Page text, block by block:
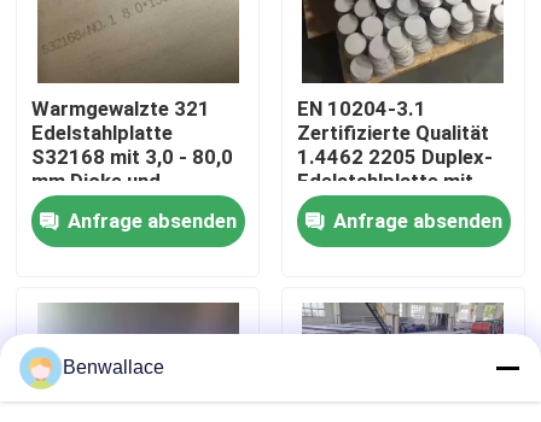
Werksbesichtigung
Qualitätskontrolle
Kontakt mit uns
Rechtssachen
Bitte um ein Angebot
Warmgewalzte 321
Edelstahlplatte
S32168 mit 3,0 - 80,0
mm Dicke und
Korrosionsbeständigkeit
Anfrage absenden
EN 10204-3.1
Zertifizierte Qualität
1.4462 2205 Duplex-
Edelstahlplatte mit
Warmwalztechnik
Anfrage absenden
Benwallace